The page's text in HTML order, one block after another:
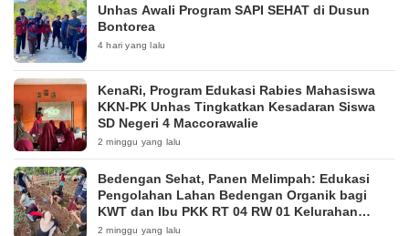
Unhas Awali Program SAPI SEHAT di Dusun
Bontorea
4 hari yang lalu
KenaRi, Program Edukasi Rabies Mahasiswa
KKN-PK Unhas Tingkatkan Kesadaran Siswa
SD Negeri 4 Maccorawalie
2 minggu yang lalu
Bedengan Sehat, Panen Melimpah: Edukasi
Pengolahan Lahan Bedengan Organik bagi
KWT dan Ibu PKK RT 04 RW 01 Kelurahan
Pakintelan
2 minggu yang lalu